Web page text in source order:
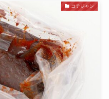
コチジャン